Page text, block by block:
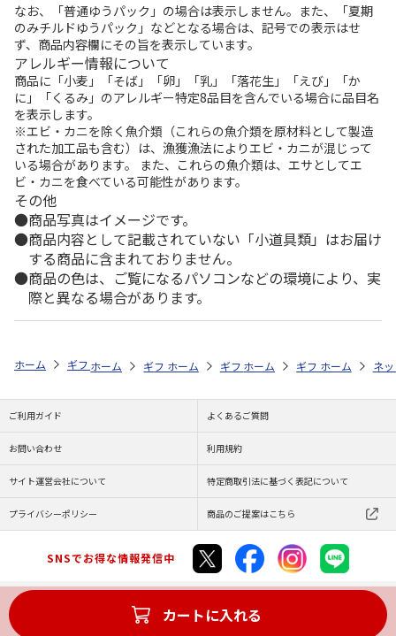
なお、「普通ゆうパック」の場合は表示しません。また、「夏期
のみチルドゆうパック」などとなる場合は、記号での表示はせ
ず、商品内容欄にその旨を表示しています。
アレルギー情報について
商品に「小麦」「そば」「卵」「乳」「落花生」「えび」「か
に」「くるみ」のアレルギー特定8品目を含んでいる場合に品目名
を表示します。
※エビ・カニを除く魚介類（これらの魚介類を原材料として製造
された加工品も含む）は、漁獲漁法によりエビ・カニが混じって
いる場合があります。 また、これらの魚介類は、エサとしてエ
ビ・カニを食べている可能性があります。
その他
商品写真はイメージです。
商品内容として記載されていない「小道具類」はお届け
する商品に含まれておりません。
商品の色は、ご覧になるパソコンなどの環境により、実
際と異なる場合があります。
カートに入れる
ホーム ギフトストア お中元・夏ギフト特集 2026 日用品 KUSU
ホーム ギフトストア お中元・夏ギフト特集 2026
ホーム ギフトストア お中元・夏ギフト
ホーム ギフトストア お
ホーム ネ
ご利用ガイド よくあるご質問
お問い合わせ 利用規約
サイト運営会社について 特定商取引法に基づく表記について
プライバシーポリシー 商品のご提案はこちら
SNSでお得な情報発信中